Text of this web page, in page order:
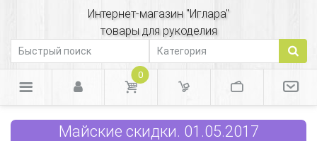
Интернет-магазин "Иглара"
товары для рукоделия
0
Майские скидки. 01.05.2017